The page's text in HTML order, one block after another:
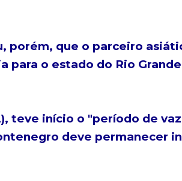
porém, que o parceiro
para o estado do Rio
teve início o "período de
deve permanecer